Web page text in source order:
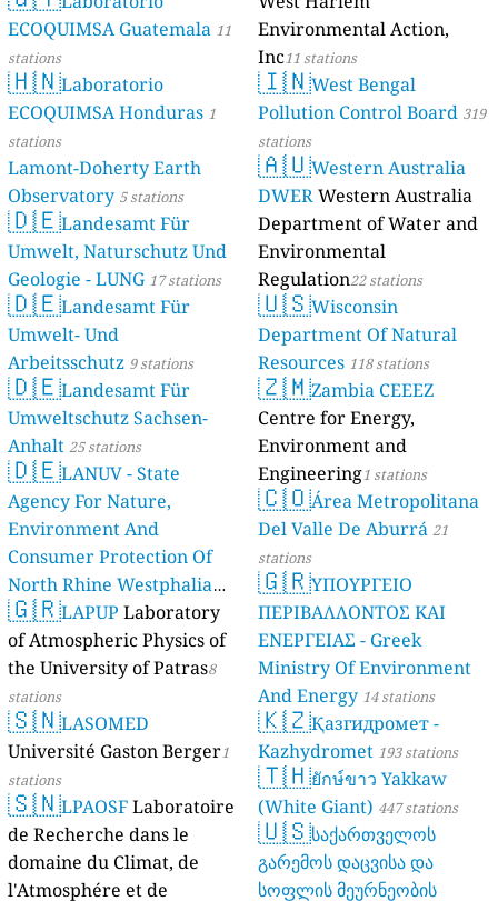
ECOQUIMSA Guatemala 11
stations
🇭🇳Laboratorio
ECOQUIMSA Honduras 1
stations
Lamont-Doherty Earth
Observatory 5 stations
🇩🇪Landesamt Für
Umwelt, Naturschutz Und
Geologie - LUNG 17 stations
🇩🇪Landesamt Für
Umwelt- Und
Arbeitsschutz 9 stations
🇩🇪Landesamt Für
Umweltschutz Sachsen-
Anhalt 25 stations
🇩🇪LANUV - State
Agency For Nature,
Environment And
Consumer Protection Of
North Rhine Westphalia
(Landesamt Für Natur,
Umwelt Und
Verbraucherschutz NRW)
61 stations
🇬🇷LAPUP Laboratory
of Atmospheric Physics of
the University of Patras8
stations
🇸🇳LASOMED
Université Gaston Berger1
stations
🇸🇳LPAOSF Laboratoire
de Recherche dans le
domaine du Climat, de
l'Atmosphére et de
Environmental Action,
Inc11 stations
🇮🇳West Bengal
Pollution Control Board 319
stations
🇦🇺Western Australia
DWERWestern Australia
Department of Water and
Environmental
Regulation22 stations
🇺🇸Wisconsin
Department Of Natural
Resources 118 stations
🇿🇲Zambia CEEEZ
Centre for Energy,
Environment and
Engineering1 stations
🇨🇴Área Metropolitana
Del Valle De Aburrá 21
stations
🇬🇷ΥΠΟΥΡΓΕΙΟ
ΠΕΡΙΒΑΛΛΟΝΤΟΣ ΚΑΙ
ΕΝΕΡΓΕΙΑΣ - Greek
Ministry Of Environment
And Energy 14 stations
🇰🇿Қазгидромет -
Kazhydromet 193 stations
🇹🇭ยักษ์ขาว Yakkaw
(White Giant) 447 stations
🇺🇸საქართველოს
გარემოს დაცვისა და
სოფლის მეურნეობის